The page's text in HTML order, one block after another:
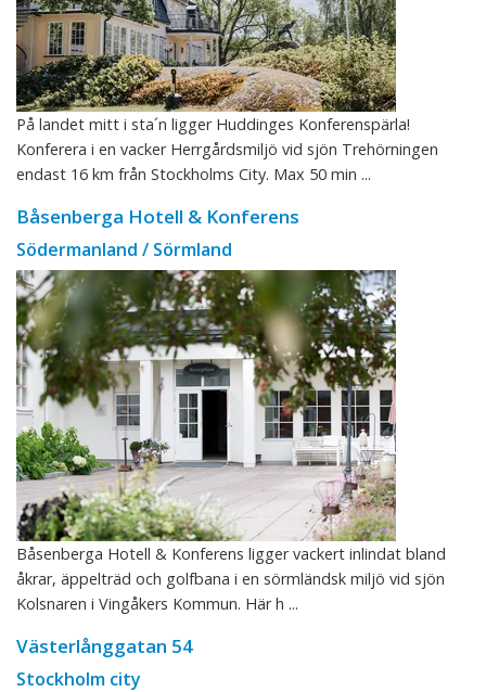
På landet mitt i sta´n ligger Huddinges Konferenspärla!
Konferera i en vacker Herrgårdsmiljö vid sjön Trehörningen
endast 16 km från Stockholms City. Max 50 min ...
Båsenberga Hotell & Konferens
Södermanland / Sörmland
Båsenberga Hotell & Konferens ligger vackert inlindat bland
åkrar, äppelträd och golfbana i en sörmländsk miljö vid sjön
Kolsnaren i Vingåkers Kommun. Här h ...
Västerlånggatan 54
Stockholm city